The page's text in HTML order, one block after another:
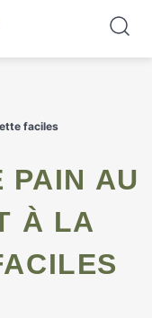
faciles
À LA